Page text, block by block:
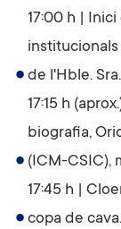
17:00 h |
institucionals
de l'Hble.
17:15 h
biografia,
(ICM-CSIC),
17:45 h |
copa de cava.